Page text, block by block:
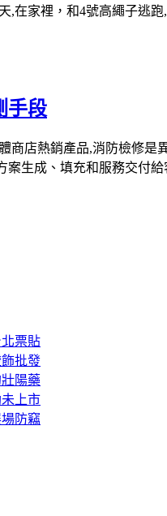
在家裡，和4號高繩子逃
手段
商店熱銷產品,消防檢修是
生成、填充和服務交付
票貼
批發
陽藥
上市
防竊